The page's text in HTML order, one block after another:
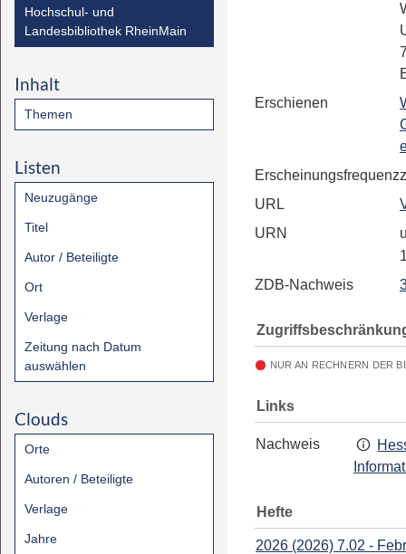
Hochschul- und
Landesbibliothek RheinMain
Inhalt
Themen
Listen
Neuzugänge
Titel
Autor / Beteiligte
Ort
Verlage
Zeitung nach Datum
auswählen
Clouds
Orte
Autoren / Beteiligte
Verlage
Jahre
Erschienen
Erscheinungsfrequenz
URL
URN
ZDB-Nachweis
NUR AN RECHNERN DER
Links
Nachweis
Hefte
2026 (2026) 7.02 -